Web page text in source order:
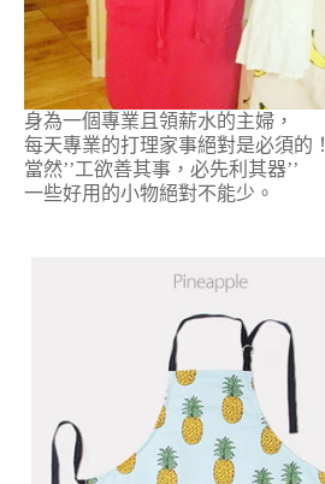
身為一個專業且領薪水的主婦，
每天專業的打理家事絕對是必須的！
當然’’工欲善其事，必先利其器’’
一些好用的小物絕對不能少。